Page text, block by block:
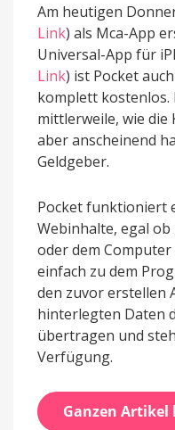
Am heutigen
Link) als Mca-App
Universal-App für
Link) ist Pocket
komplett kostenlos.
mittlerweile, wie die
aber anscheinend
Geldgeber.
Pocket funktioniert
Webinhalte, egal ob
oder dem
einfach zu dem
den zuvor erstellen
hinterlegten Daten
übertragen und
Verfügung.
Ganzen Artikel